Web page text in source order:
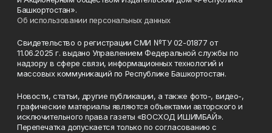
Башкортостан».
Об использовании персональных данных
Свидетельство о регистрации СМИ №ТУ 02-01877 от
11.06.2025 г. выдано Управлением Федеральной службы по
надзору в сфере связи, информационных технологий и
массовых коммуникаций по Республике Башкортостан.
Новости, статьи, другие публикации, а также фото-, видео-,
графические материалы являются объектами авторского и
исключительного права газеты «ВОСХОД ИШИМБАЙ».
Перепечатка допускается только по согласованию с